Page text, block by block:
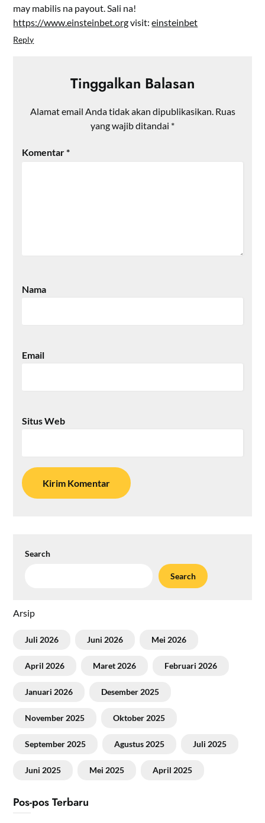
may mabilis na payout. Sali na!
https://www.einsteinbet.orgvisit:einsteinbet
Reply
Tinggalkan Balasan
Alamat email Anda tidak akan dipublikasikan. Ruas
yang wajib ditandai *
Komentar*
Nama
Email
Situs Web
Search
Search
Arsip
Juli 2026 Juni 2026 Mei 2026
April 2026 Maret 2026 Februari 2026
Januari 2026 Desember 2025
November 2025 Oktober 2025
September 2025 Agustus 2025 Juli 2025
Juni 2025 Mei 2025 April 2025
Pos-pos Terbaru